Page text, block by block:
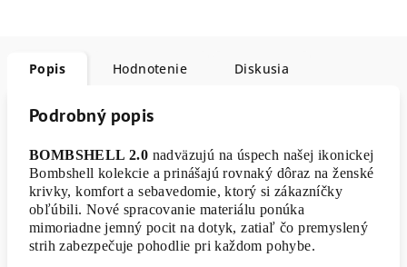
Popis Hodnotenie Diskusia
Podrobný popis
BOMBSHELL 2.0 nadväzujú na úspech našej ikonickej
Bombshell kolekcie a prinášajú rovnaký dôraz na ženské
krivky, komfort a sebavedomie, ktorý si zákazníčky
obľúbili. Nové spracovanie materiálu ponúka
mimoriadne jemný pocit na dotyk, zatiaľ čo premyslený
strih zabezpečuje pohodlie pri každom pohybe.